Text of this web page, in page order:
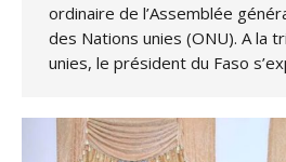
ordinaire de l’Assemblée
des Nations unies (ONU). A la
unies, le président du Faso